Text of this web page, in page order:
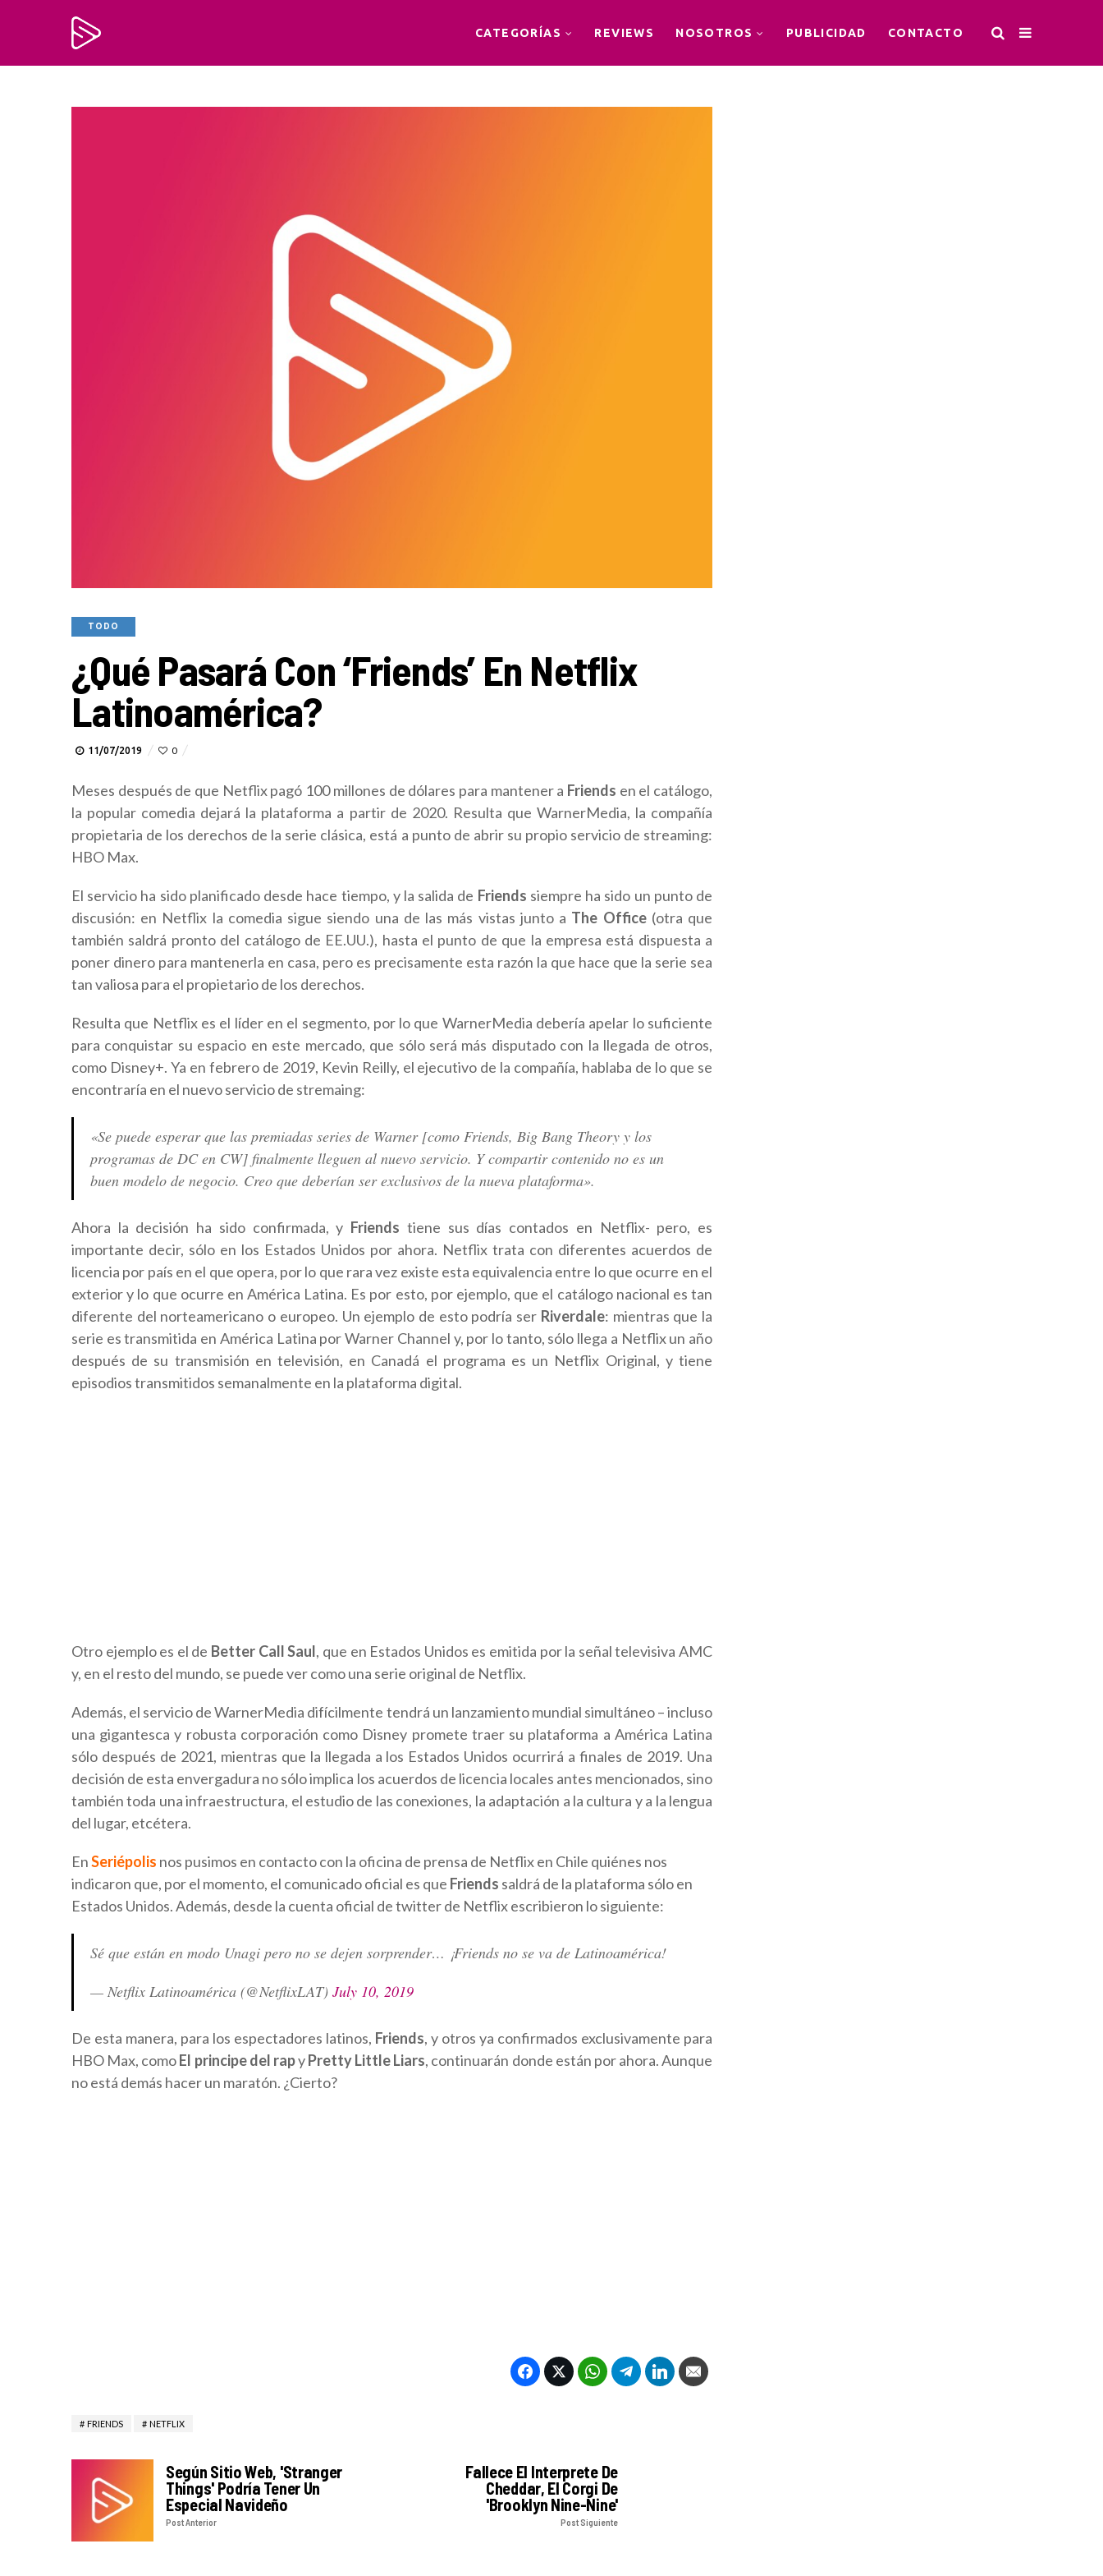
CATEGORÍAS REVIEWS NOSOTROS PUBLICIDAD CONTACTO
TODO
¿Qué Pasará Con ‘Friends’ En Netflix
Latinoamérica?
11/07/2019 0
Meses después de que Netflix pagó 100 millones de dólares para mantener a Friends en el catálogo,
la popular comedia dejará la plataforma a partir de 2020. Resulta que WarnerMedia, la compañía
propietaria de los derechos de la serie clásica, está a punto de abrir su propio servicio de streaming:
HBO Max.
El servicio ha sido planificado desde hace tiempo, y la salida de Friends siempre ha sido un punto de
discusión: en Netflix la comedia sigue siendo una de las más vistas junto a The Office(otra que
también saldrá pronto del catálogo de EE.UU.), hasta el punto de que la empresa está dispuesta a
poner dinero para mantenerla en casa, pero es precisamente esta razón la que hace que la serie sea
tan valiosa para el propietario de los derechos.
Resulta que Netflix es el líder en el segmento, por lo que WarnerMedia debería apelar lo suficiente
para conquistar su espacio en este mercado, que sólo será más disputado con la llegada de otros,
como Disney+. Ya en febrero de 2019, Kevin Reilly, el ejecutivo de la compañía, hablaba de lo que se
encontraría en el nuevo servicio de stremaing:
«Se puede esperar que las premiadas series de Warner [como Friends, Big Bang Theory y los
programas de DC en CW] finalmente lleguen al nuevo servicio. Y compartir contenido no es un
buen modelo de negocio. Creo que deberían ser exclusivos de la nueva plataforma».
Ahora la decisión ha sido confirmada, y Friends tiene sus días contados en Netflix- pero, es
importante decir, sólo en los Estados Unidos por ahora. Netflix trata con diferentes acuerdos de
licencia por país en el que opera, por lo que rara vez existe esta equivalencia entre lo que ocurre en el
exterior y lo que ocurre en América Latina. Es por esto, por ejemplo, que el catálogo nacional es tan
diferente del norteamericano o europeo. Un ejemplo de esto podría ser Riverdale: mientras que la
serie es transmitida en América Latina por Warner Channel y, por lo tanto, sólo llega a Netflix un año
después de su transmisión en televisión, en Canadá el programa es un Netflix Original, y tiene
episodios transmitidos semanalmente en la plataforma digital.
Otro ejemplo es el de Better Call Saul, que en Estados Unidos es emitida por la señal televisiva AMC
y, en el resto del mundo, se puede ver como una serie original de Netflix.
Además, el servicio de WarnerMedia difícilmente tendrá un lanzamiento mundial simultáneo – incluso
una gigantesca y robusta corporación como Disney promete traer su plataforma a América Latina
sólo después de 2021, mientras que la llegada a los Estados Unidos ocurrirá a finales de 2019. Una
decisión de esta envergadura no sólo implica los acuerdos de licencia locales antes mencionados, sino
también toda una infraestructura, el estudio de las conexiones, la adaptación a la cultura y a la lengua
del lugar, etcétera.
EnSeriépolis nos pusimos en contacto con la oficina de prensa de Netflix en Chile quiénes nos
indicaron que, por el momento, el comunicado oficial es que Friends saldrá de la plataforma sólo en
Estados Unidos. Además, desde la cuenta oficial de twitter de Netflix escribieron lo siguiente:
Sé que están en modo Unagi pero no se dejen sorprender… ¡Friends no se va de Latinoamérica!
— Netflix Latinoamérica (@NetflixLAT) July 10, 2019
De esta manera, para los espectadores latinos, Friends, y otros ya confirmados exclusivamente para
HBO Max, comoEl principe del rapyPretty Little Liars, continuarán donde están por ahora. Aunque
no está demás hacer un maratón. ¿Cierto?
FRIENDS NETFLIX
Según Sitio Web, 'Stranger
Things' Podría Tener Un
Especial Navideño
Post Anterior
Fallece El Interprete De
Cheddar, El Corgi De
'Brooklyn Nine-Nine'
Post Siguiente